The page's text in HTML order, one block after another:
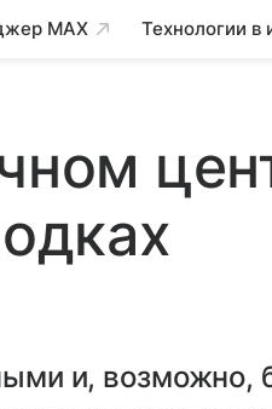
MAX Технологии в
и, возможно,